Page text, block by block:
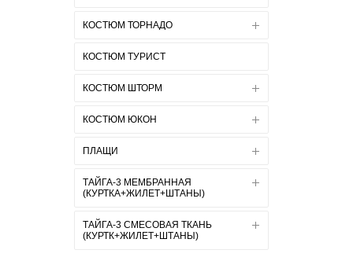
КОСТЮМ ТОРНАДО
КОСТЮМ ТУРИСТ
КОСТЮМ ШТОРМ
КОСТЮМ ЮКОН
ПЛАЩИ
ТАЙГА-3 МЕМБРАННАЯ
(КУРТКА+ЖИЛЕТ+ШТАНЫ)
ТАЙГА-3 СМЕСОВАЯ ТКАНЬ
(КУРТК+ЖИЛЕТ+ШТАНЫ)